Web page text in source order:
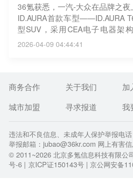
36氪获悉，一汽-大众在品牌之
ID.AURA首款车型——ID.AURA
型SUV，采用CEA电子电器架
相。
2026-04-09 04:44:41
商务合作 关于我们 加
城市加盟
寻求报道 我
违法和不良信息、未成年人保护举报电
举报邮箱：jubao@36kr.com 网上有害
© 2011~2026北京多氪信息科技有限公
号-6 | 京ICP证150143号 | 京公网安备